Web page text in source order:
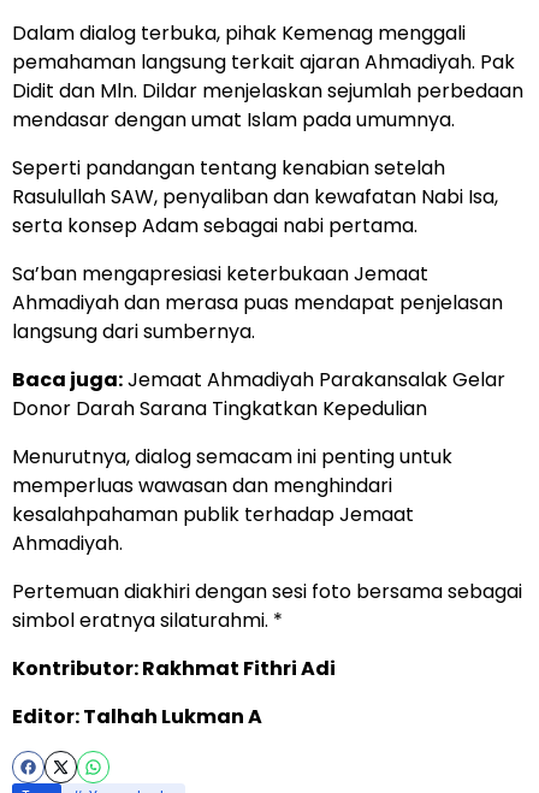
Dalam dialog terbuka, pihak Kemenag menggali
pemahaman langsung terkait ajaran Ahmadiyah. Pak
Didit dan Mln. Dildar menjelaskan sejumlah perbedaan
mendasar dengan umat Islam pada umumnya.
Seperti pandangan tentang kenabian setelah
Rasulullah SAW, penyaliban dan kewafatan Nabi Isa,
serta konsep Adam sebagai nabi pertama.
Sa’ban mengapresiasi keterbukaan Jemaat
Ahmadiyah dan merasa puas mendapat penjelasan
langsung dari sumbernya.
Baca juga:Jemaat Ahmadiyah Parakansalak Gelar
Donor Darah Sarana Tingkatkan Kepedulian
Menurutnya, dialog semacam ini penting untuk
memperluas wawasan dan menghindari
kesalahpahaman publik terhadap Jemaat
Ahmadiyah.
Pertemuan diakhiri dengan sesi foto bersama sebagai
simbol eratnya silaturahmi. *
Kontributor: Rakhmat Fithri Adi
Editor: Talhah Lukman A